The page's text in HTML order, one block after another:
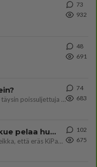
73
932
48
691
Ystävyys/salainen suhde/molemmat ovat täysin poissuljettuja asioita? Nainen
74
683
Kiteen Pallon superpesisjoukkue pelaa huumeiden vaikutuksen alaisena
Huumerikos. Yleisesti uskotaan, että se seikka, että eräs KiPan pelaaja kärähtää huumeista, on vain jäävuoren huippu. M
102
675